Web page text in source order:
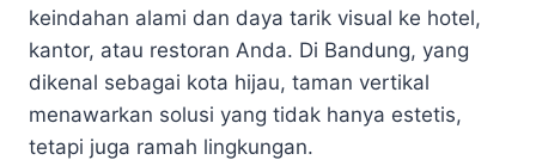
keindahan alami dan daya tarik visual ke hotel,
kantor, atau restoran Anda. Di Bandung, yang
dikenal sebagai kota hijau, taman vertikal
menawarkan solusi yang tidak hanya estetis,
tetapi juga ramah lingkungan.